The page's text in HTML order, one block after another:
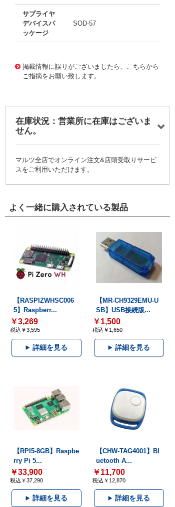
サプライヤ
デバイスパ
ッケージ
SOD-57
掲載情報に誤りがございましたら、こちらから
ご指摘をお願い致します。
在庫状況：営業所に在庫はございま
せん。
マルツ全店でオンライン注文&店頭受取りサービ
スをご利用いただけます。
よく一緒に購入されている製品
【RASPIZWHSC006
5】Raspberr...
￥3,269
税込￥3,595
詳細を見る
【MR-CH9329EMU-U
SB】USB接続版...
￥1,500
税込￥1,650
詳細を見る
【RPI5-8GB】Raspbe
rry Pi 5...
￥33,900
税込￥37,290
詳細を見る
【CHW-TAG4001】Bl
uetooth A...
￥11,700
税込￥12,870
詳細を見る